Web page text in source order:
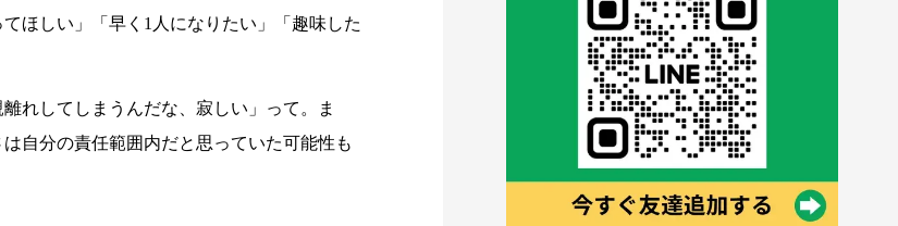
ほしい」「早く1人になりたい」「趣味した
れしてしまうんだな、寂しい」って。ま
自分の責任範囲内だと思っていた可能性も